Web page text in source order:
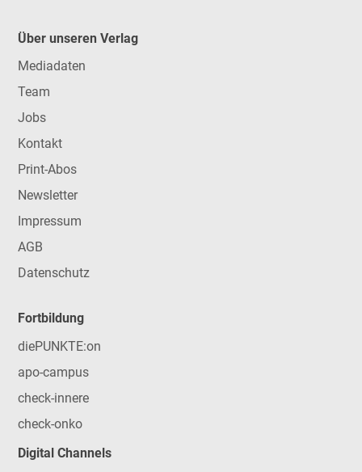
Über unseren Verlag
Mediadaten
Team
Jobs
Kontakt
Print-Abos
Newsletter
Impressum
AGB
Datenschutz
Fortbildung
diePUNKTE:on
apo-campus
check-innere
check-onko
Digital Channels